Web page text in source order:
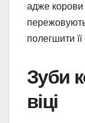
адже корови
полегшити
Зуби
віці